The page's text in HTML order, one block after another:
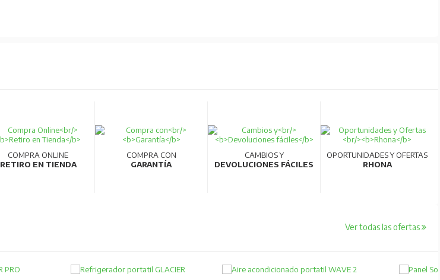
COMPRA ONLINE
RETIRO EN TIENDA
COMPRA CON
GARANTÍA
CAMBIOS Y
DEVOLUCIONES FÁCILES
OPORTUNIDADES Y OFERTAS
RHONA
Ver todas las ofertas